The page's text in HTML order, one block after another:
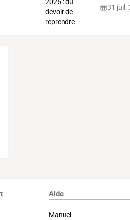
31 juil.
Aide
Manuel